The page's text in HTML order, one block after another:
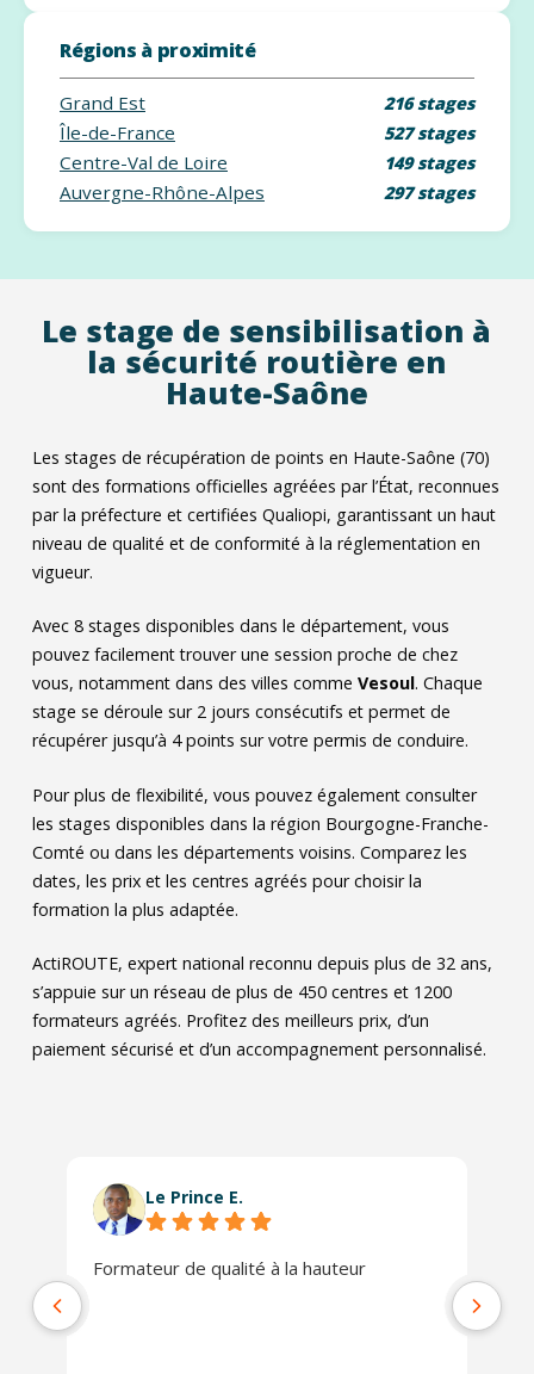
Régions à proximité
Grand Est 216 stages
Île-de-France 527 stages
Centre-Val de Loire 149 stages
Auvergne-Rhône-Alpes 297 stages
Le stage de sensibilisation à
la sécurité routière en
Haute-Saône
Les stages de récupération de points en Haute-Saône (70)
sont des formations officielles agréées par l’État, reconnues
par la préfecture et certifiées Qualiopi, garantissant un haut
niveau de qualité et de conformité à la réglementation en
vigueur.
Avec 8stages disponibles dans le département, vous
pouvez facilement trouver une session proche de chez
vous, notamment dans des villes comme Vesoul. Chaque
stage se déroule sur 2 jours consécutifs et permet de
récupérer jusqu’à 4 points sur votre permis de conduire.
Pour plus de flexibilité, vous pouvez également consulter
les stages disponibles dans la région Bourgogne-Franche-
Comté ou dans les départements voisins. Comparez les
dates, les prix et les centres agréés pour choisir la
formation la plus adaptée.
ActiROUTE, expert national reconnu depuis plus de 32 ans,
s’appuie sur un réseau de plus de 450 centres et 1200
formateurs agréés. Profitez des meilleurs prix, d’un
paiement sécurisé et d’un accompagnement personnalisé.
Le Prince E.
Formateur de qualité à la hauteur